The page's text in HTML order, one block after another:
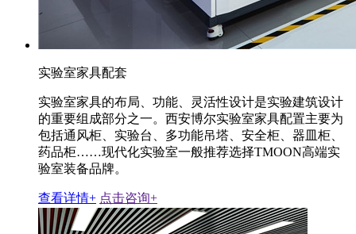
实验室家具配套
实验室家具的布局、功能、灵活性设计是实验建筑设计
的重要组成部分之一。西安博尔实验室家具配置主要为
包括通风柜、实验台、多功能吊塔、安全柜、器皿柜、
药品柜……现代化实验室一般推荐选择TMOON高端实
验室装备品牌。
查看详情+ 点击咨询+